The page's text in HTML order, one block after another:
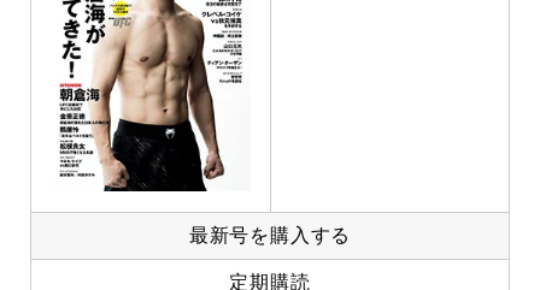
最新号を購入する
定期購読